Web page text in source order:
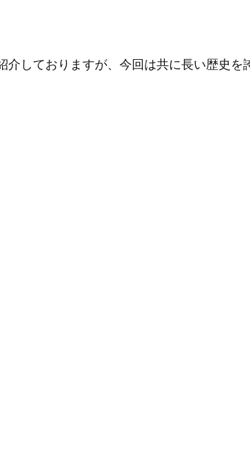
しておりますが、今回は共に長い歴史を